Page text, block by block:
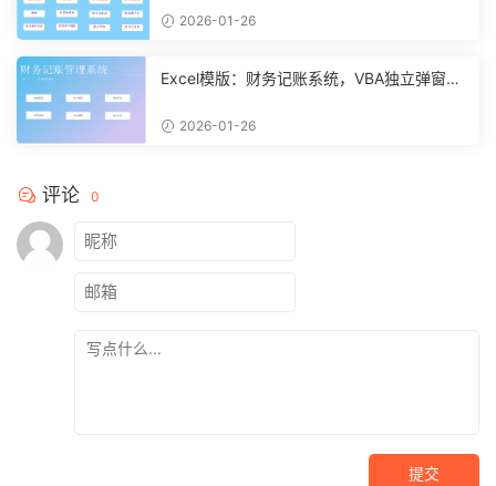
2026-01-26
Excel模版：财务记账系统，VBA独立弹窗，
2026-01-26
评论 0
提交